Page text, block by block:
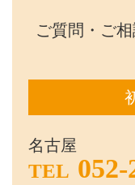
ご質問・ご
名古屋
TEL 052-